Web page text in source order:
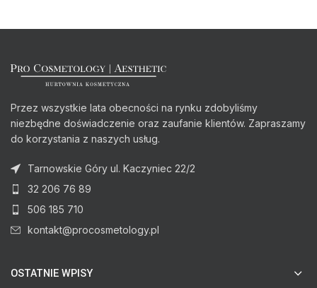
Przez wszystkie lata obecności na rynku zdobyliśmy
niezbędne doświadczenie oraz zaufanie klientów. Zapraszamy
do korzystania z naszych usług.
Tarnowskie Góry ul. Kaczyniec 22/2
32 206 76 89
506 185 710
kontakt@procosmetology.pl
OSTATNIE WPISY